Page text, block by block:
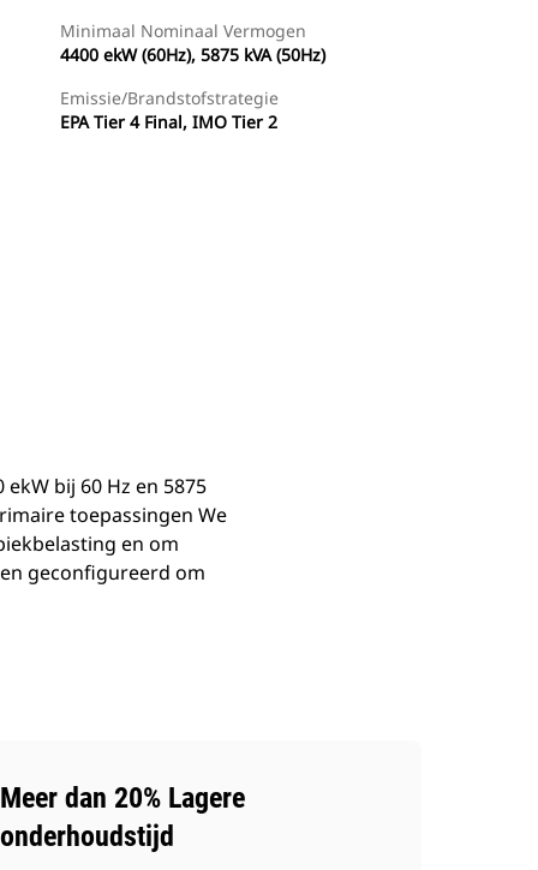
Minimaal Nominaal Vermogen
4400 ekW (60Hz), 5875 kVA (50Hz)
Emissie/brandstofstrategie
EPA Tier 4 Final, IMO Tier 2
bij 60 Hz en 5875
toepassingen We
en om
geconfigureerd om
Meer dan 20% Lagere
onderhoudstijd